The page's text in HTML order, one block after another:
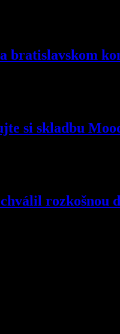
bratislavskom
si skladbu
rozkošnou